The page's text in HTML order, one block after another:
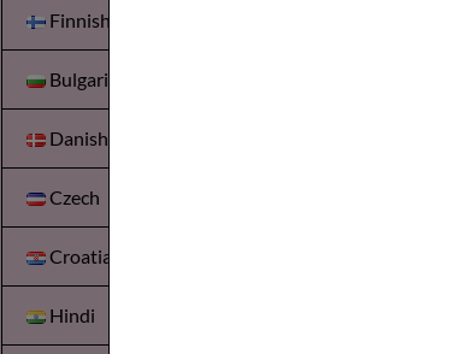
Finnish
Bulgarian
Danish
Czech
Croatian
Hindi